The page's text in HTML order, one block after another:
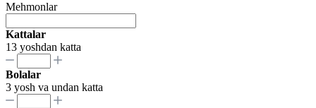
Mehmonlar
Kattalar
13 yoshdan katta
Bolalar
3 yosh va undan katta